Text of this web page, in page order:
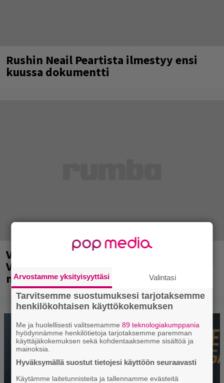
Rushin Neail Peartista ilmestyy ensi
kuussa dokumentti
Valtava Yle 100 vuotta -tapahtuma
Veikkaus Arenalla syyskuussa – muista
myös metalliklassikot-konsertti
Arvostamme yksityisyyttäsi Valintasi
Tarvitsemme suostumuksesi tarjotaksemme
henkilökohtaisen käyttökokemuksen
Me ja huolellisesti valitsemamme89 teknologiakumppania
hyödynnämme henkilötietoja tarjotaksemme paremman
käyttäjäkokemuksen sekä kohdentaaksemme sisältöä ja
mainoksia.
Hyväksymällä suostut tietojesi käyttöön seuraavasti
Käytämme laitetunnisteita ja tallennamme evästeitä